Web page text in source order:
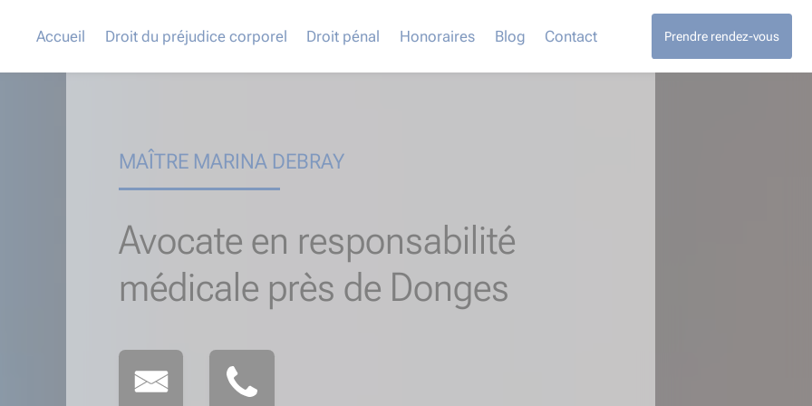
Accueil Droit du préjudice corporel Droit pénal Honoraires Blog Contact Prendre rendez-vous
MAÎTRE MARINA DEBRAY
Avocate en responsabilité
médicale près de Donges​